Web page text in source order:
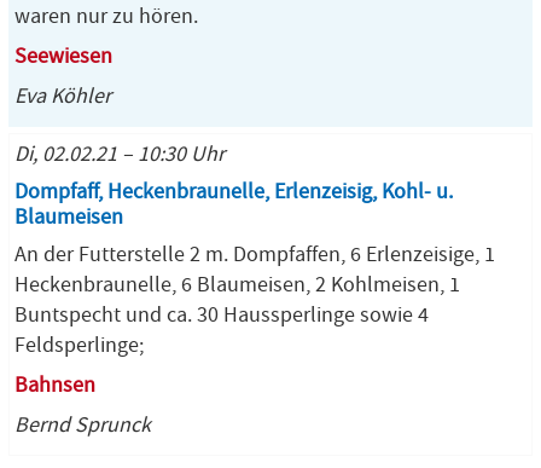
waren nur zu hören.
Seewiesen
Eva Köhler
Di, 02.02.21 – 10:30 Uhr
Dompfaff, Heckenbraunelle, Erlenzeisig, Kohl- u.
Blaumeisen
An der Futterstelle 2 m. Dompfaffen, 6 Erlenzeisige, 1
Heckenbraunelle, 6 Blaumeisen, 2 Kohlmeisen, 1
Buntspecht und ca. 30 Haussperlinge sowie 4
Feldsperlinge;
Bahnsen
Bernd Sprunck